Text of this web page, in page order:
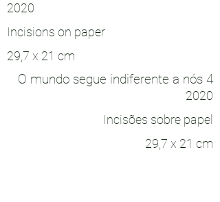
2020
Incisions on paper
29,7 x 21 cm
O mundo segue indiferente a nós 4
2020
Incisões sobre papel
29,7 x 21 cm